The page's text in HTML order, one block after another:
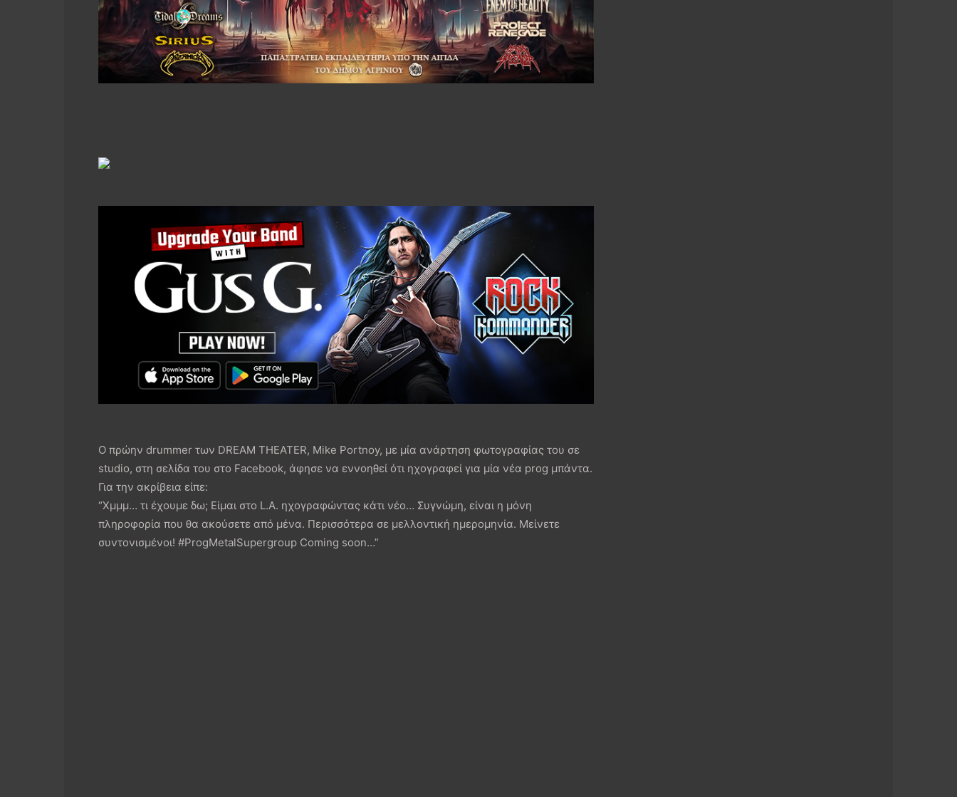
Ο πρώην drummer των DREAM THEATER, Mike Portnoy, με μία ανάρτηση φωτογραφίας του σε
studio, στη σελίδα του στο Facebook, άφησε να εννοηθεί ότι ηχογραφεί για μία νέα prog μπάντα.
Για την ακρίβεια είπε:
“Χμμμ… τι έχουμε δω; Είμαι στο L.Α. ηχογραφώντας κάτι νέο… Συγνώμη, είναι η μόνη
πληροφορία που θα ακούσετε από μένα. Περισσότερα σε μελλοντική ημερομηνία. Μείνετε
συντονισμένοι! #ProgMetalSupergroup Coming soon…”